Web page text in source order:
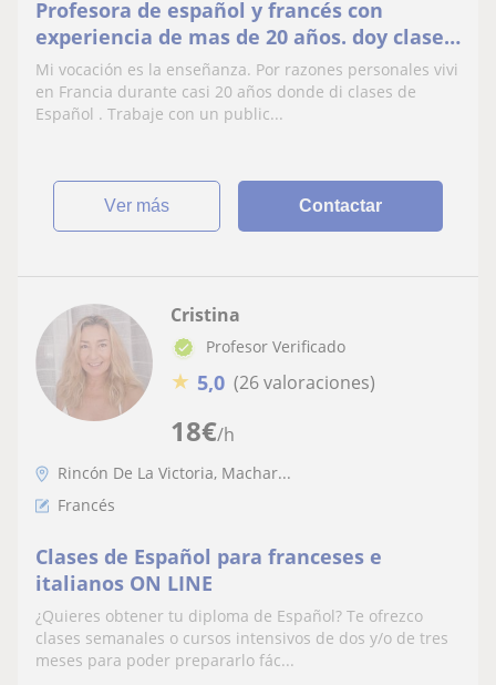
Profesora de español y francés con
experiencia de mas de 20 años. doy clases
todos los niveles y preparo para los
exámenes en Malaga .oy clases
particulares y preparo para los exámenes
Mi vocación es la enseñanza. Por razones personales vivi
en Francia durante casi 20 años donde di clases de
Español . Trabaje con un public...
ver más Contactar
18€/h
Cristina
Profesor Verificado
★ 5,0 (26 valoraciones)
Rincón De La Victoria, Machar...
Francés
Clases de Español para franceses e
italianos ON LINE
¿Quieres obtener tu diploma de Español? Te ofrezco
clases semanales o cursos intensivos de dos y/o de tres
meses para poder prepararlo fác...